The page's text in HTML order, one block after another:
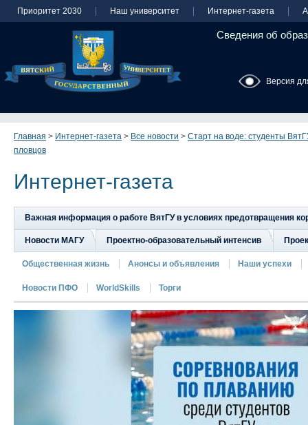
Приоритет 2030 Наш университет Интернет-газета
Сведения об
Версия
Главная > Интернет-газета > Все новости > Старт на воде: студенты
пловцов
Интернет-газета
Важная информация о работе ВятГУ в условиях предотвращения
Новости МАГУ Проектно-образовательный интенсив
Общественная жизнь Анонсы и объявления Наши успехи
Новости ПФО WorldSkills Торги